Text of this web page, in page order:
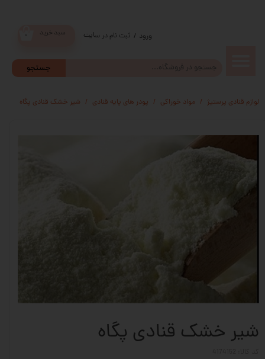
جستجو
سبد خرید ورود / ثبت نام در سایت
لوازم قنادی پرستیژ مواد خوراکی پودر های پایه قنادی شیر خشک قنادی پگاه
شیر خشک قنادی پگاه